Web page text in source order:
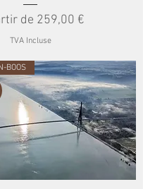
de 259,00 €
TVA Incluse
BOOS